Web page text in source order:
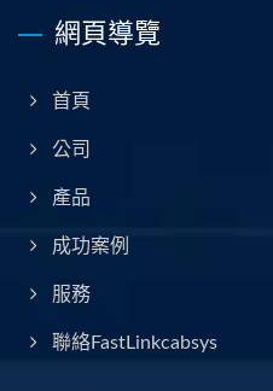
網頁導覽
首頁
公司
產品
成功案例
服務
聯絡FastLinkcabsys